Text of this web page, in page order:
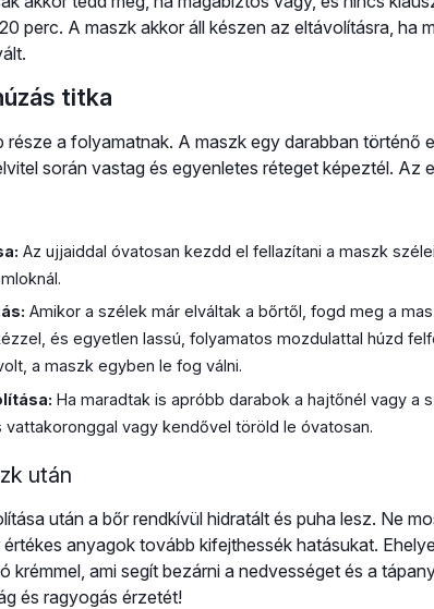
perc. A maszk akkor áll készen az eltávolításra, ha
titka
része a folyamatnak. A maszk egy darabban történő
során vastag és egyenletes réteget képeztél. Az
Az ujjaiddal óvatosan kezdd el fellazítani a maszk
Amikor a szélek már elváltak a bőrtől, fogd meg a
és egyetlen lassú, folyamatos mozdulattal húzd
a maszk egyben le fog válni.
Ha maradtak is apróbb darabok a hajtőnél vagy a
vattakoronggal vagy kendővel töröld le óvatosan.
után
után a bőr rendkívül hidratált és puha lesz. Ne
anyagok tovább kifejthessék hatásukat.
krémmel, ami segít bezárni a nedvességet és a
és ragyogás érzetét!